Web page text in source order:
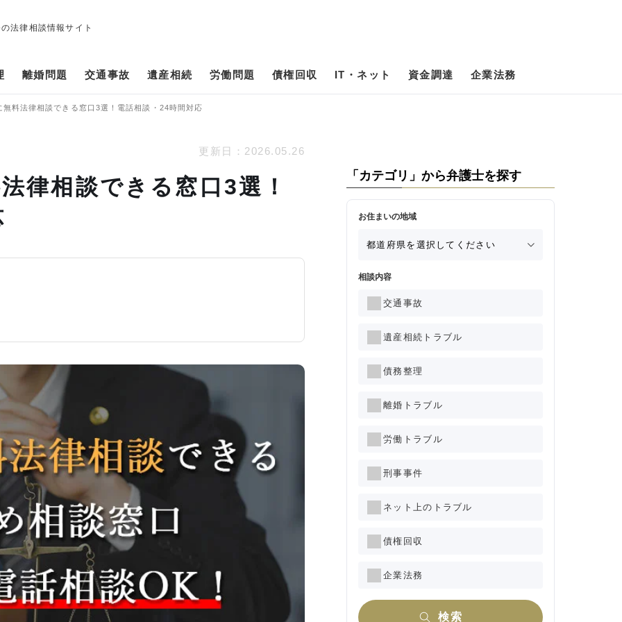
法律相談情報サイト
離婚問題 交通事故 遺産相続 労働問題 債権回収 IT・ネット 資金調達 企業法務
無料法律相談できる窓口3選！電話相談・24時間対応
更新日： 2026.05.26
律相談できる窓口3選！
「カテゴリ」から弁護士を探す
お住まいの地域
相談内容
交通事故
遺産相続トラブル
債務整理
離婚トラブル
労働トラブル
刑事事件
ネット上のトラブル
債権回収
企業法務
検索